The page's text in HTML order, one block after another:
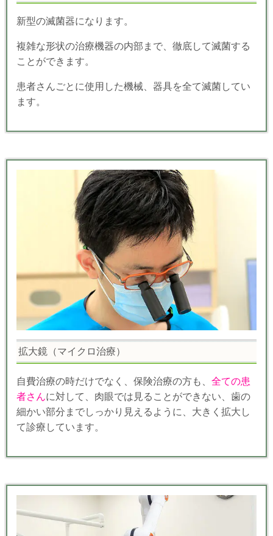
新型の滅菌器になります。
複雑な形状の治療機器の内部まで、徹底して滅菌する
ことができます。
患者さんごとに使用した機械、器具を全て滅菌してい
ます。
拡大鏡（マイクロ治療）
自費治療の時だけでなく、保険治療の方も、 全ての患
者さんに対して、肉眼では見ることができない、歯の
細かい部分までしっかり見えるように、大きく拡大し
て診療しています。